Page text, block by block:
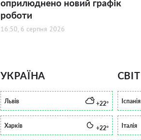
оприлюднено новий графік
роботи
16:50, 6 серпня 2026
УКРАЇНА
Львів +22°
Харків +22°
СВІТ
Іспанія
Італія